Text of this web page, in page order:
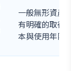
一般無形資產
有明確的取得
本與使用年限